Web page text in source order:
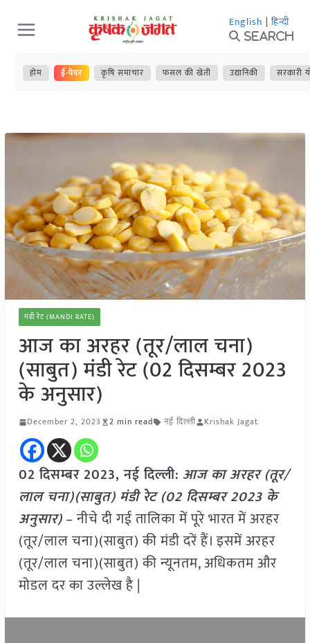
Skip
to
content
English | हिन्दी
Search
होम ई-पेपर कृषि समाचार फसल की खेती उद्यानिकी सरकारी
मंडी रेट (MANDI RATE)
आज का अरहर (तूर/लाल चना)
(साबुत) मंडी रेट (02 दिसम्बर 2023
के अनुसार)
December 2, 2023 2 min read नई दिल्ली Krishak Jagat
02 दिसम्बर 2023, नई दिल्ली: आज का अरहर (तूर/
लाल चना)(साबुत) मंडी रेट (02 दिसम्बर2023के
अनुसार)– नीचे दी गई तालिका में पूरे भारत में अरहर
(तूर/लाल चना)(साबुत) की मंडी दरें हैं। इसमें अरहर
(तूर/लाल चना)(साबुत) की न्यूनतम, अधिकतम और
मोडल दर का उल्लेख है |